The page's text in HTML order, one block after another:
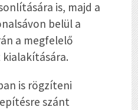
is, majd a
belül a
a megfelelő
is rögzíteni
szánt